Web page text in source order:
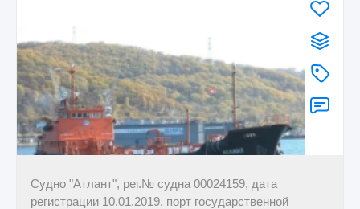
Судно "Атлант", рег.№ судна 00024159, дата
регистрации 10.01.2019, порт государственной